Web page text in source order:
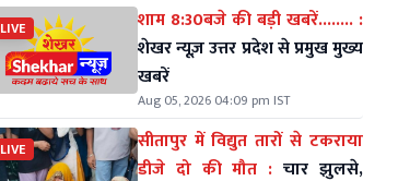
LIVE
शाम 8:30बजे की बड़ी खबरें........ :
शेखर न्यूज़ उत्तर प्रदेश से प्रमुख मुख्य
खबरें
Aug 05, 2026 04:09 pm IST
LIVE
सीतापुर में विद्युत तारों से टकराया
डीजे दो की मौत : चार झुलसे,